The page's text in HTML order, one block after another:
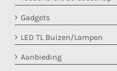
Gadgets
LED TL Buizen/Lampen
Aanbieding